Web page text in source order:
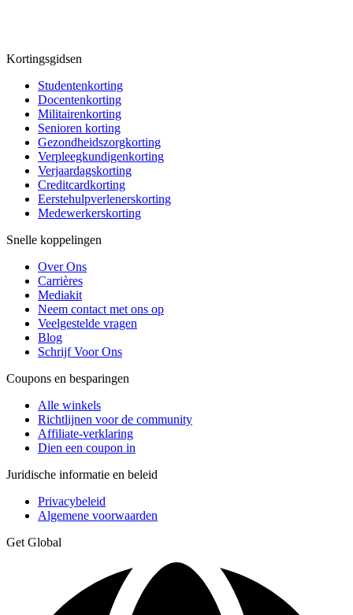
Kortingsgidsen
Studentenkorting
Docentenkorting
Militairenkorting
Senioren korting
Gezondheidszorgkorting
Verpleegkundigenkorting
Verjaardagskorting
Creditcardkorting
Eerstehulpverlenerskorting
Medewerkerskorting
Snelle koppelingen
Over Ons
Carrières
Mediakit
Neem contact met ons op
Veelgestelde vragen
Blog
Schrijf Voor Ons
Coupons en besparingen
Alle winkels
Richtlijnen voor de community
Affiliate-verklaring
Dien een coupon in
Juridische informatie en beleid
Privacybeleid
Algemene voorwaarden
Get Global